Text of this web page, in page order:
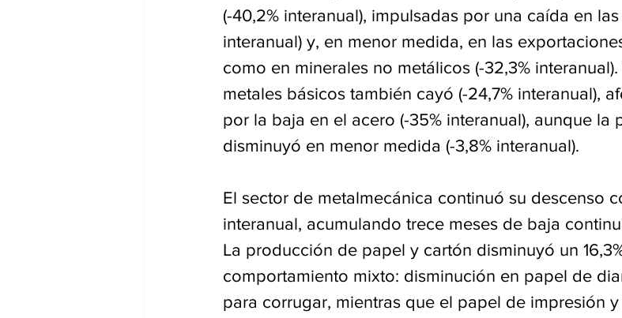
(-40,2% interanual), impulsadas por una caída en
interanual) y, en menor medida, en las
como en minerales no metálicos (-32,3%
metales básicos también cayó (-24,7% interanual),
por la baja en el acero (-35% interanual), aunque la
disminuyó en menor medida (-3,8% interanual).
El sector de metalmecánica continuó su descenso
interanual, acumulando trece meses de baja
La producción de papel y cartón disminuyó un
comportamiento mixto: disminución en papel de
para corrugar, mientras que el papel de impresión